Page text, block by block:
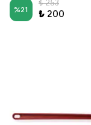
%21
₺ 253
₺ 200